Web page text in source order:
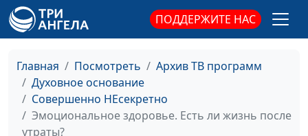
ПОДДЕРЖИТЕ НАС
Главная Посмотреть
Архив ТВ программ
Духовное основание
Совершенно НЕсекретно
Эмоциональное здоровье. Есть ли жизнь после
утраты?
самооценка влияет на
эмоциональное
здоровье
тренер, Иван Соклаков,
психолог; Мария
Айгуль Иншакова,
психолог, арт -
личностного роста